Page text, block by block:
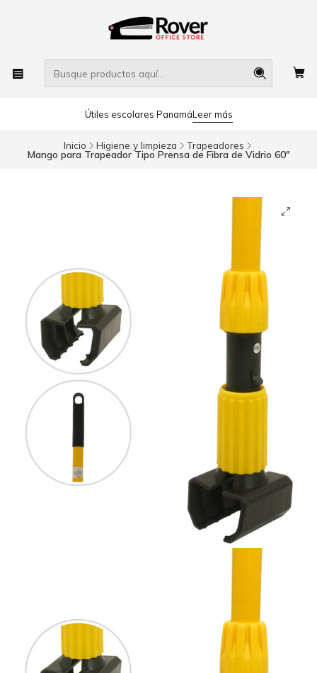
Útiles escolares PanamáLeer más
Inicio Higiene y limpieza Trapeadores
Mango para Trapeador Tipo Prensa de Fibra de Vidrio 60"